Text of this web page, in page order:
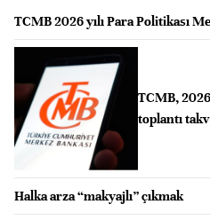
TCMB 2026 yılı Para Politikası
TCMB, 2026
toplantı
Halka arza “makyajlı” çıkmak